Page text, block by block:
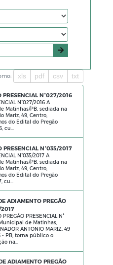
xls pdf csv txt
PRESENCIAL N°027/2016
N°027/2016 A
Matinhas/PB, sediada na
Mariz, 49, Centro,
do Edital do Pregão
cu...
PRESENCIAL N°035/2017
N°035/2017 A
Matinhas/PB, sediada na
Mariz, 49, Centro,
do Edital do Pregão
cu...
ADIAMENTO PREGÃO
2017
PRESENCIAL N°
de Matinhas,
ANTONIO MARIZ, 49
- PB, torna público o
na...
ADIAMENTO PREGÃO